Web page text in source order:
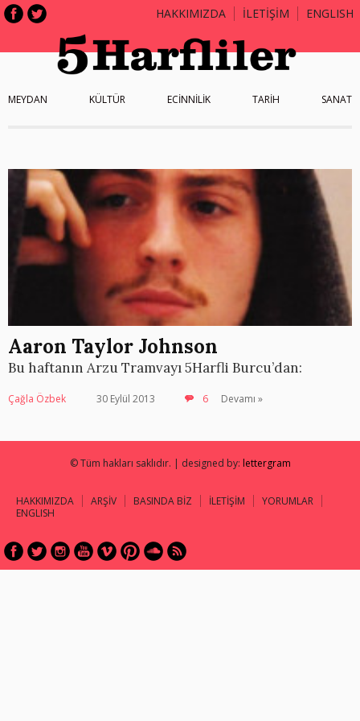
HAKKIMIZDA İLETİŞİM ENGLISH
MEYDAN KÜLTÜR ECİNNİLİK TARİH SANAT
Aaron Taylor Johnson
Bu haftanın Arzu Tramvayı 5Harfli Burcu’dan:
Çağla Özbek 30 Eylül 2013 6 Devamı »
© Tüm hakları saklıdır. | designed by: lettergram
HAKKIMIZDA ARŞİV BASINDA BİZ İLETİŞİM
YORUMLAR
ENGLISH